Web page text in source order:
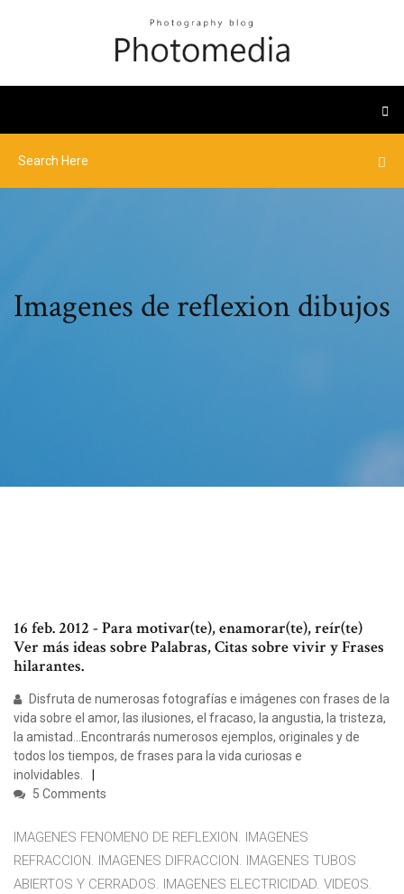
Imagenes de reflexion dibujos
16 feb. 2012 - Para motivar(te), enamorar(te), reír(te)
Ver más ideas sobre Palabras, Citas sobre vivir y Frases
hilarantes.
Disfruta de numerosas fotografías e imágenes con frases de la
vida sobre el amor, las ilusiones, el fracaso, la angustia, la tristeza,
la amistad…Encontrarás numerosos ejemplos, originales y de
todos los tiempos, de frases para la vida curiosas e
inolvidables.
5 Comments
IMAGENES FENOMENO DE REFLEXION. IMAGENES
REFRACCION. IMAGENES DIFRACCION. IMAGENES TUBOS
ABIERTOS Y CERRADOS. IMAGENES ELECTRICIDAD. VIDEOS.